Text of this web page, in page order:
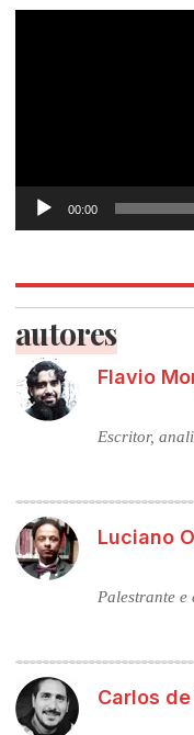
Tocador
00:00
autores
Flavio
Escritor,
Luciano
Palestrante e
Carlos